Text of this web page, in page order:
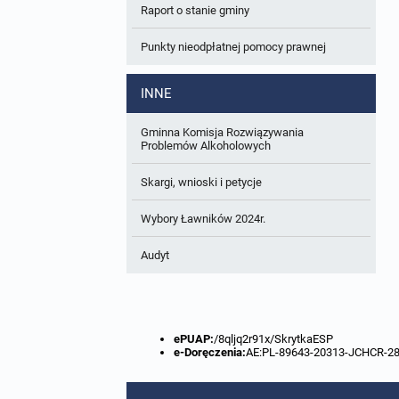
W trakcie opracowania
Zbiory danych przestrzennych
Analizy zmian w zagospodarowaniu
Raport o stanie gminy
Punkty nieodpłatnej pomocy prawnej
INNE
Gminna Komisja Rozwiązywania
Problemów Alkoholowych
Skargi, wnioski i petycje
Wybory Ławników 2024r.
Audyt
ePUAP:/8qljq2r91x/SkrytkaESP
e-Doręczenia:AE:PL-89643-20313-JCHCR-28